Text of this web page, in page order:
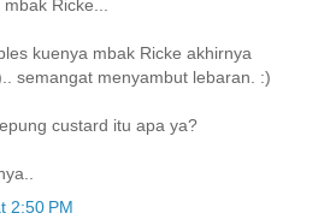
Ricke...
kuenya mbak Ricke akhirnya
semangat menyambut lebaran. :)
custard itu apa ya?
2:50 PM